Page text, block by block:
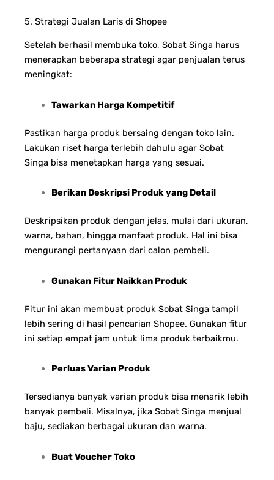
5. Strategi Jualan Laris di Shopee
Setelah berhasil membuka toko, Sobat Singa harus
menerapkan beberapa strategi agar penjualan terus
meningkat:
Tawarkan Harga Kompetitif
Pastikan harga produk bersaing dengan toko lain.
Lakukan riset harga terlebih dahulu agar Sobat
Singa bisa menetapkan harga yang sesuai.
Berikan Deskripsi Produk yang Detail
Deskripsikan produk dengan jelas, mulai dari ukuran,
warna, bahan, hingga manfaat produk. Hal ini bisa
mengurangi pertanyaan dari calon pembeli.
Gunakan Fitur Naikkan Produk
Fitur ini akan membuat produk Sobat Singa tampil
lebih sering di hasil pencarian Shopee. Gunakan fitur
ini setiap empat jam untuk lima produk terbaikmu.
Perluas Varian Produk
Tersedianya banyak varian produk bisa menarik lebih
banyak pembeli. Misalnya, jika Sobat Singa menjual
baju, sediakan berbagai ukuran dan warna.
Buat Voucher Toko